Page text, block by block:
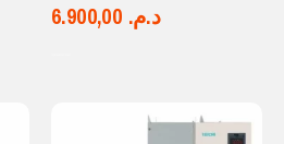
Note
0
د.م.